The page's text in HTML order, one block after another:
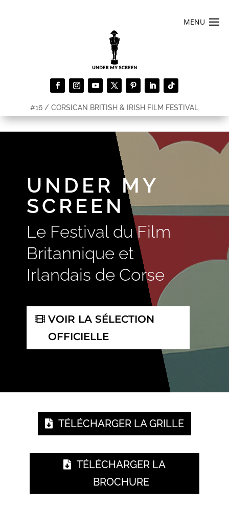
#16 / CORSICAN BRITISH & IRISH FILM FESTIVAL
UNDER MY
SCREEN
Le Festival du Film
Britannique et
Irlandais de Corse
VOIR LA SÉLECTION
OFFICIELLE
TÉLÉCHARGER LA GRILLE
TÉLÉCHARGER LA
BROCHURE